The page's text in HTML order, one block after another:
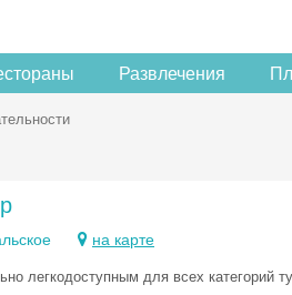
Развлечения
на карте
легкодоступным для всех категорий